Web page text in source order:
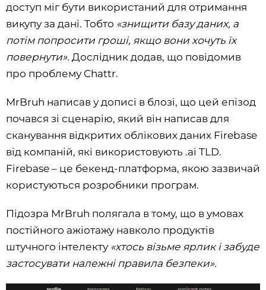
доступ міг бути використаний для отримання
викупу за дані. Тобто «знищити базу даних, а
потім попросити гроші, якщо вони хочуть їх
повернути». Дослідник додав, що повідомив
про проблему Chattr.
MrBruh написав у дописі в блозі, що цей епізод
почався зі сценарію, який він написав для
сканування відкритих облікових даних Firebase
від компаній, які використовують .ai TLD.
Firebase – це бекенд-платформа, якою зазвичай
користуються розробники програм.
Підозра MrBruh полягала в тому, що в умовах
постійного ажіотажу навколо продуктів
штучного інтелекту «хтось візьме ярлик і забуде
застосувати належні правила безпеки».